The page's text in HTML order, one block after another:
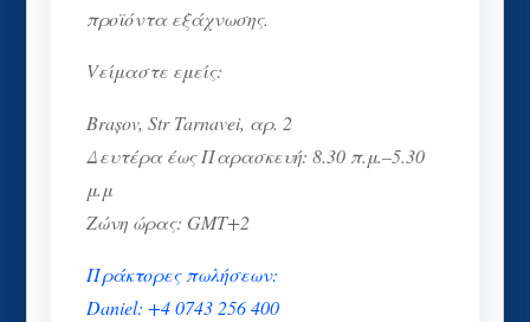
προϊόντα εξάχνωσης.
Vείμαστε εμείς:
Brașov, Str Tarnavei, αρ. 2
Δευτέρα έως Παρασκευή: 8.30 π.μ.–5.30
μ.μ
Ζώνη ώρας: GMT+2
Πράκτορες πωλήσεων:
Daniel: +4 0743 256 400